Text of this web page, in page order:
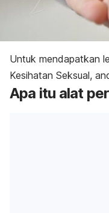
Untuk mendapatkan
Kesihatan Seksual,
Apa itu alat